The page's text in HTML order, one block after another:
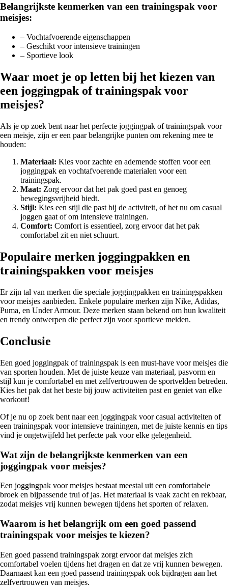
Belangrijkste kenmerken van een trainingspak voor
meisjes:
– Vochtafvoerende eigenschappen
– Geschikt voor intensieve trainingen
– Sportieve look
Waar moet je op letten bij het kiezen van
een joggingpak of trainingspak voor
meisjes?
Als je op zoek bent naar het perfecte joggingpak of trainingspak voor
een meisje, zijn er een paar belangrijke punten om rekening mee te
houden:
Materiaal: Kies voor zachte en ademende stoffen voor een
joggingpak en vochtafvoerende materialen voor een
trainingspak.
Maat: Zorg ervoor dat het pak goed past en genoeg
bewegingsvrijheid biedt.
Stijl: Kies een stijl die past bij de activiteit, of het nu om casual
joggen gaat of om intensieve trainingen.
Comfort: Comfort is essentieel, zorg ervoor dat het pak
comfortabel zit en niet schuurt.
Populaire merken joggingpakken en
trainingspakken voor meisjes
Er zijn tal van merken die speciale joggingpakken en trainingspakken
voor meisjes aanbieden. Enkele populaire merken zijn Nike, Adidas,
Puma, en Under Armour. Deze merken staan bekend om hun kwaliteit
en trendy ontwerpen die perfect zijn voor sportieve meiden.
Conclusie
Een goed joggingpak of trainingspak is een must-have voor meisjes die
van sporten houden. Met de juiste keuze van materiaal, pasvorm en
stijl kun je comfortabel en met zelfvertrouwen de sportvelden betreden.
Kies het pak dat het beste bij jouw activiteiten past en geniet van elke
workout!
Of je nu op zoek bent naar een joggingpak voor casual activiteiten of
een trainingspak voor intensieve trainingen, met de juiste kennis en tips
vind je ongetwijfeld het perfecte pak voor elke gelegenheid.
Wat zijn de belangrijkste kenmerken van een
joggingpak voor meisjes?
Een joggingpak voor meisjes bestaat meestal uit een comfortabele
broek en bijpassende trui of jas. Het materiaal is vaak zacht en rekbaar,
zodat meisjes vrij kunnen bewegen tijdens het sporten of relaxen.
Waarom is het belangrijk om een goed passend
trainingspak voor meisjes te kiezen?
Een goed passend trainingspak zorgt ervoor dat meisjes zich
comfortabel voelen tijdens het dragen en dat ze vrij kunnen bewegen.
Daarnaast kan een goed passend trainingspak ook bijdragen aan het
zelfvertrouwen van meisjes.